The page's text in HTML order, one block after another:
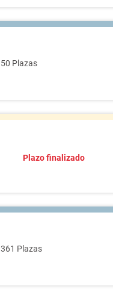
50 Plazas
Plazo finalizado
361 Plazas